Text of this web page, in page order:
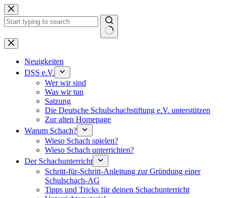
Keine
Ergebnisse
Neuigkeiten
DSS e.V.
Wer wir sind
Was wir tun
Satzung
Die Deutsche Schulschachstiftung e.V. unterstützen
Zur alten Homepage
Warum Schach?
Wieso Schach spielen?
Wieso Schach unterrichten?
Der Schachunterricht
Schritt-für-Schritt-Anleitung zur Gründung einer
Schulschach-AG
Tipps und Tricks für deinen Schachunterricht